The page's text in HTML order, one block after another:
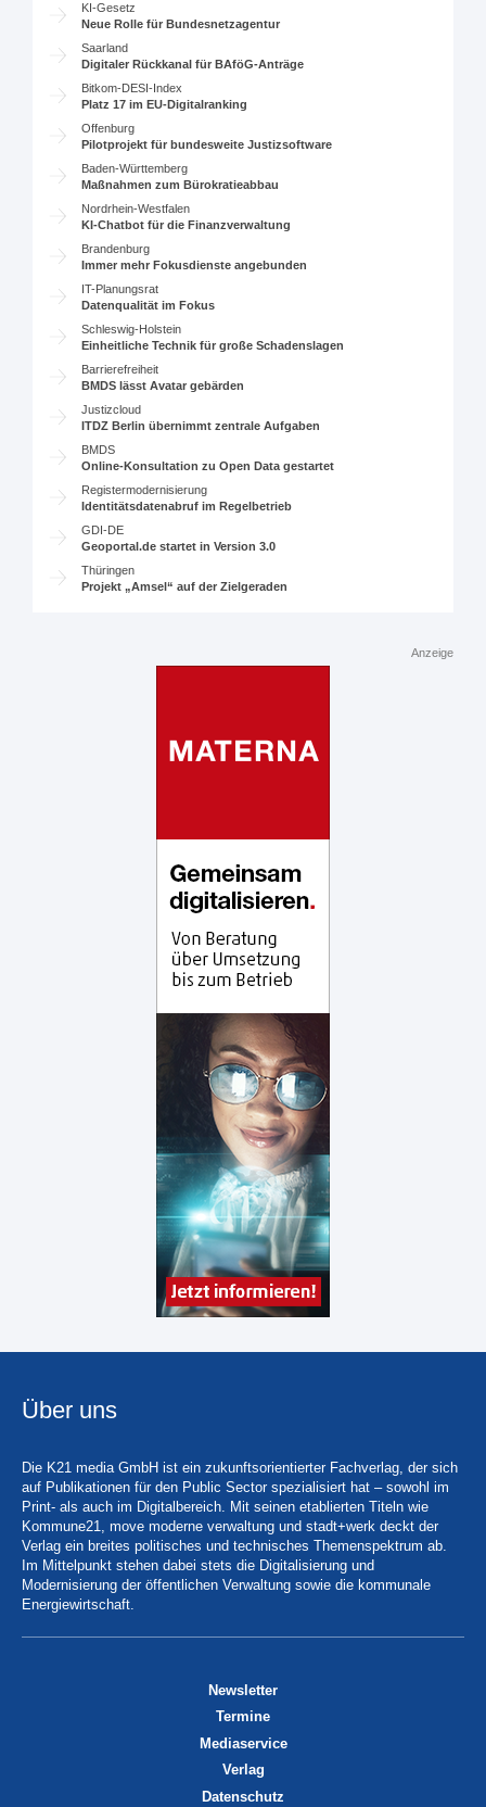
KI-Gesetz
Neue Rolle für Bundesnetzagentur
Saarland
Digitaler Rückkanal für BAföG-Anträge
Bitkom-DESI-Index
Platz 17 im EU-Digitalranking
Offenburg
Pilotprojekt für bundesweite Justizsoftware
Baden-Württemberg
Maßnahmen zum Bürokratieabbau
Nordrhein-Westfalen
KI-Chatbot für die Finanzverwaltung
Brandenburg
Immer mehr Fokusdienste angebunden
IT-Planungsrat
Datenqualität im Fokus
Schleswig-Holstein
Einheitliche Technik für große Schadenslagen
Barrierefreiheit
BMDS lässt Avatar gebärden
Justizcloud
ITDZ Berlin übernimmt zentrale Aufgaben
BMDS
Online-Konsultation zu Open Data gestartet
Registermodernisierung
Identitätsdatenabruf im Regelbetrieb
GDI-DE
Geoportal.de startet in Version 3.0
Thüringen
Projekt „Amsel“ auf der Zielgeraden
Anzeige
Über uns
Die K21 media GmbH ist ein zukunftsorientierter Fachverlag, der sich
auf Publikationen für den Public Sector spezialisiert hat – sowohl im
Print- als auch im Digitalbereich. Mit seinen etablierten Titeln wie
Kommune21, move moderne verwaltung und stadt+werk deckt der
Verlag ein breites politisches und technisches Themenspektrum ab.
Im Mittelpunkt stehen dabei stets die Digitalisierung und
Modernisierung der öffentlichen Verwaltung sowie die kommunale
Energiewirtschaft.
Newsletter
Termine
Mediaservice
Verlag
Datenschutz